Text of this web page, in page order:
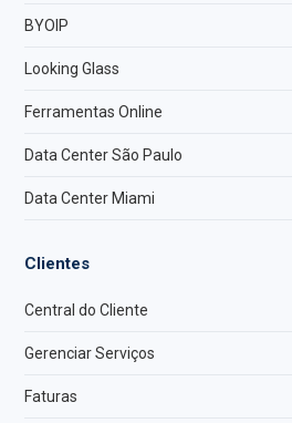
BYOIP
Looking Glass
Ferramentas Online
Data Center São Paulo
Data Center Miami
Clientes
Central do Cliente
Gerenciar Serviços
Faturas